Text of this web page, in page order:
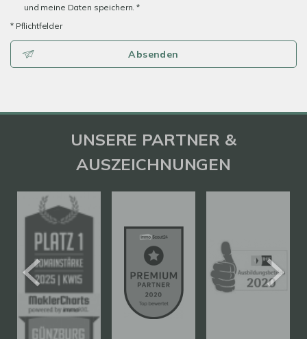
und meine Daten speichern. *
* Pflichtfelder
Absenden
UNSERE PARTNER &
AUSZEICHNUNGEN